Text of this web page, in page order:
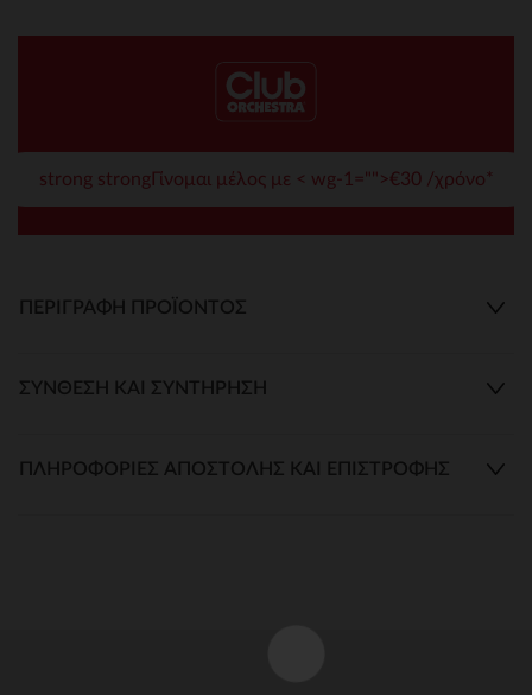
strong strongΓίνομαι μέλος με < wg-1="">€30 /χρόνο*
ΠΕΡΙΓΡΑΦΉ ΠΡΟΪΌΝΤΟΣ
ΣΎΝΘΕΣΗ ΚΑΙ ΣΥΝΤΉΡΗΣΗ
ΠΛΗΡΟΦΟΡΊΕΣ ΑΠΟΣΤΟΛΉΣ ΚΑΙ ΕΠΙΣΤΡΟΦΉΣ